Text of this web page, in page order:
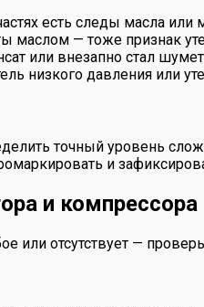
есть следы масла или
маслом — тоже признак
или внезапно стал
низкого давления или
точный уровень
и
и компрессора
или отсутствует —